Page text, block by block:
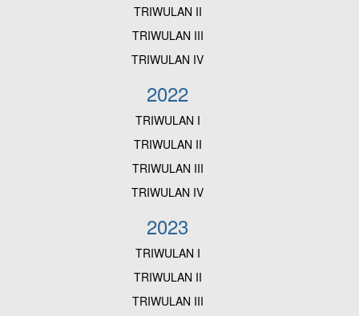
TRIWULAN II
TRIWULAN III
TRIWULAN IV
2022
TRIWULAN I
TRIWULAN II
TRIWULAN III
TRIWULAN IV
2023
TRIWULAN I
TRIWULAN II
TRIWULAN III